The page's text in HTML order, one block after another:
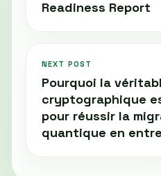
Readiness Report
NEXT POST
Pourquoi la
cryptographique
pour réussir la
quantique en